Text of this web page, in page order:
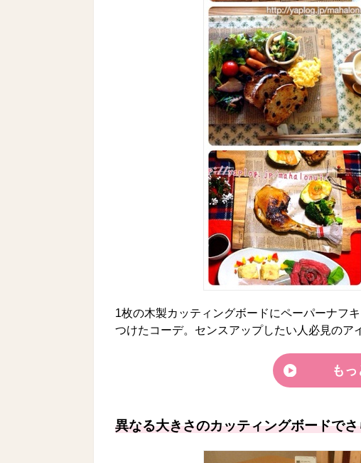
1枚の木製カッティングボードにペーパーナフ
つけたコーデ。センスアップしたい人必見のア
も
異なる大きさのカッティングボードで